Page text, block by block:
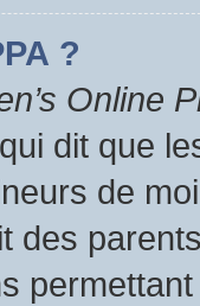
?
Online
dit que
de
des